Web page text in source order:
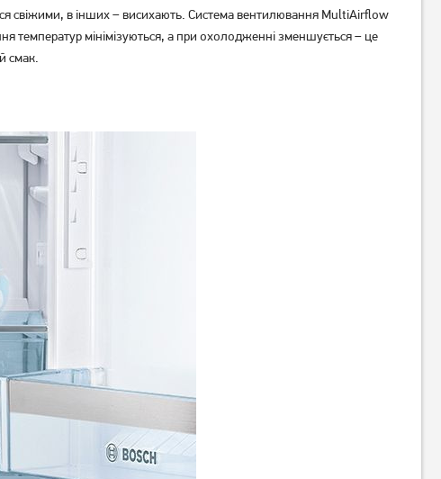
свіжими, в інших – висихають. Система вентилювання MultiAirflow
температур мінімізуються, а при охолодженні зменшується – це
смак.